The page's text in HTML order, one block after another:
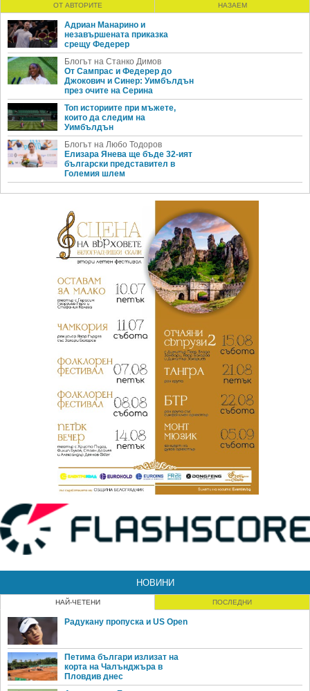
ОТ АВТОРИТЕ НАЗАЕМ
Адриан Манарино и
незавършената приказка
срещу Федерер
Блогът на Станко Димов
От Сампрас и Федерер до
Джокович и Синер: Уимбълдън
през очите на Серина
Топ историите при мъжете,
които да следим на
Уимбълдън
Блогът на Любо Тодоров
Елизара Янева ще бъде 32-ият
български представител в
Големия шлем
НОВИНИ
НАЙ-ЧЕТЕНИ ПОСЛЕДНИ
Радукану пропуска и US Open
Петима българи излизат на
корта на Чалънджъра в
Пловдив днес